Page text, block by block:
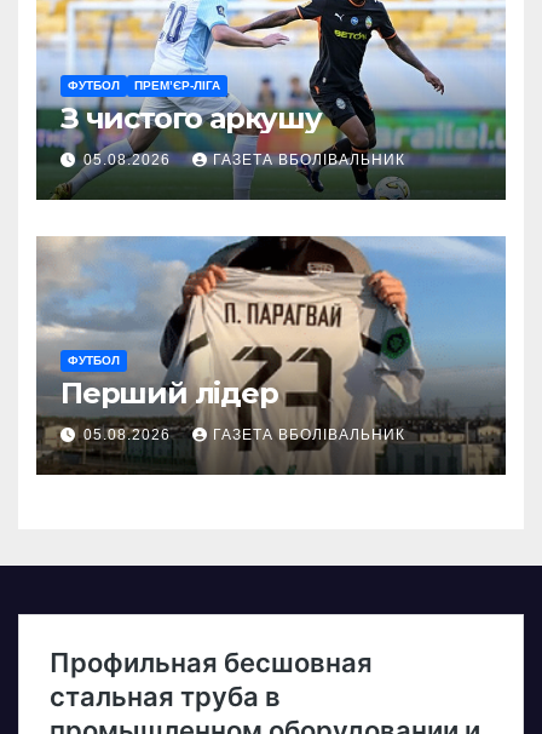
ФУТБОЛ ПРЕМ’ЄР-ЛІГА
З чистого аркушу
05.08.2026 ГАЗЕТА ВБОЛІВАЛЬНИК
ФУТБОЛ
Перший лідер
05.08.2026 ГАЗЕТА ВБОЛІВАЛЬНИК